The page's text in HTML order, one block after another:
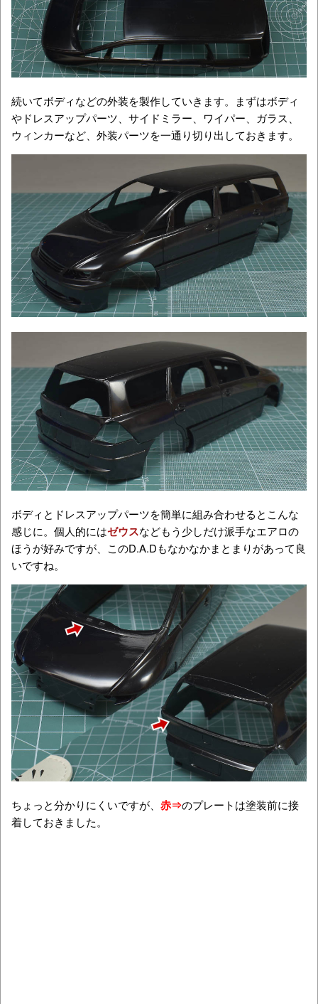
続いてボディなどの外装を製作していきます。まずはボディ
やドレスアップパーツ、サイドミラー、ワイパー、ガラス、
ウィンカーなど、外装パーツを一通り切り出しておきます。
ボディとドレスアップパーツを簡単に組み合わせるとこんな
感じに。個人的にはゼウスなどもう少しだけ派手なエアロの
ほうが好みですが、このD.A.Dもなかなかまとまりがあって良
いですね。
ちょっと分かりにくいですが、 赤⇒のプレートは塗装前に接
着しておきました。